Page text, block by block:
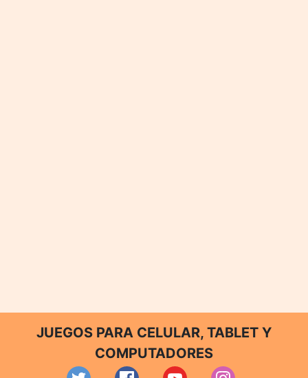
JUEGOS PARA CELULAR, TABLET Y
COMPUTADORES